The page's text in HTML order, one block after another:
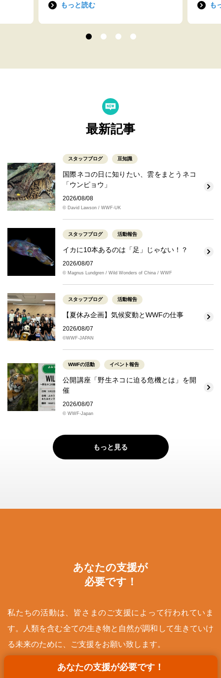
あなたの支援が必要です！
もっと読む も
最新記事
スタッフブログ 豆知識
国際ネコの日に知りたい、雲をまとうネコ
「ウンピョウ」
2026/08/08
© David Lawson / WWF-UK
スタッフブログ 活動報告
イカに10本あるのは「足」じゃない！？
2026/08/07
© Magnus Lundgren / Wild Wonders of China / WWF
スタッフブログ 活動報告
【夏休み企画】気候変動とWWFの仕事
2026/08/07
©WWF-JAPAN
WWFの活動 イベント報告
公開講座「野生ネコに迫る危機とは」を開
催
2026/08/07
© WWF-Japan
もっと見る
あなたの支援が
必要です！
私たちの活動は、皆さまのご支援によって行われていま
す。人類を含む全ての生き物と自然が調和して生きていけ
る未来のために、ご支援をお願い致します。